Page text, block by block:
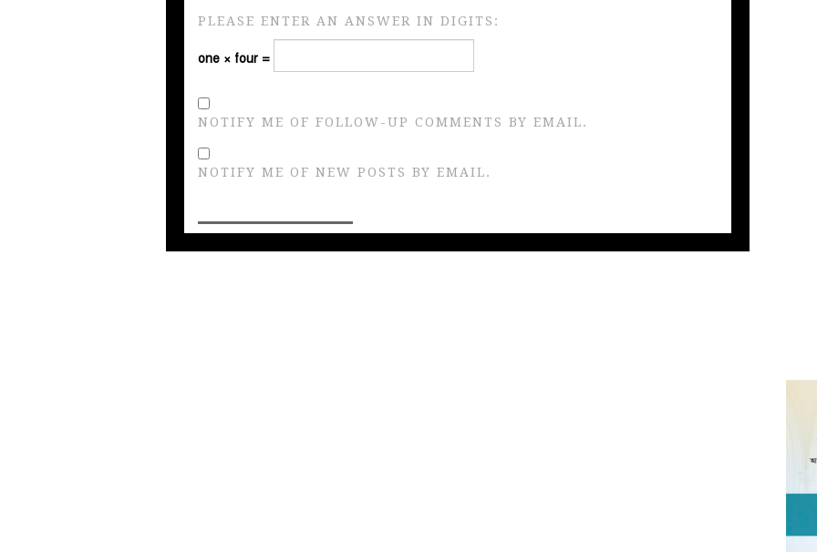
PLEASE ENTER AN ANSWER IN DIGITS:
one × four =
NOTIFY ME OF FOLLOW-UP COMMENTS BY EMAIL.
NOTIFY ME OF NEW POSTS BY EMAIL.